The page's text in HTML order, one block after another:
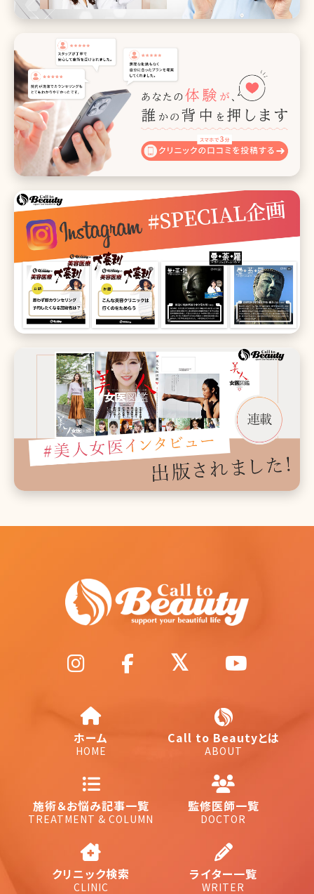
ホーム
HOME
Call to Beautyとは
ABOUT
施術＆お悩み記事一覧
TREATMENT & COLUMN
監修医師一覧
DOCTOR
クリニック検索
CLINIC
ライター一覧
WRITER